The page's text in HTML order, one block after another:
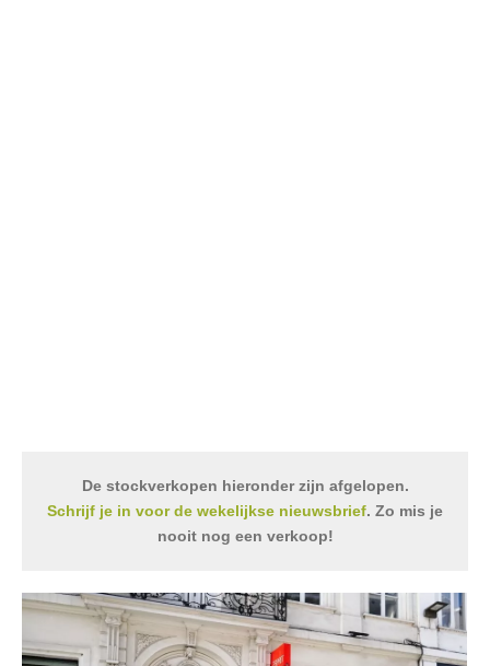
De stockverkopen hieronder zijn afgelopen.
Schrijf je in voor de wekelijkse nieuwsbrief. Zo mis je
nooit nog een verkoop!